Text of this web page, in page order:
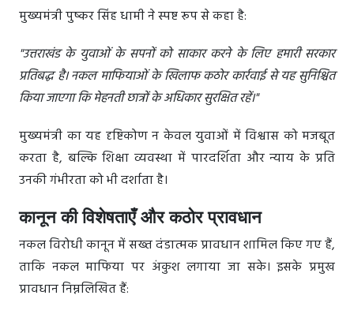
मुख्यमंत्री पुष्कर सिंह धामी ने स्पष्ट रूप से कहा है:
"उत्तराखंड के युवाओं के सपनों को साकार करने के लिए हमारी सरकार
प्रतिबद्ध है। नकल माफियाओं के खिलाफ कठोर कार्रवाई से यह सुनिश्चित
किया जाएगा कि मेहनती छात्रों के अधिकार सुरक्षित रहें।"
मुख्यमंत्री का यह दृष्टिकोण न केवल युवाओं में विश्वास को मजबूत
करता है, बल्कि शिक्षा व्यवस्था में पारदर्शिता और न्याय के प्रति
उनकी गंभीरता को भी दर्शाता है।
कानून की विशेषताएँ और कठोर प्रावधान
नकल विरोधी कानून में सख्त दंडात्मक प्रावधान शामिल किए गए हैं,
ताकि नकल माफिया पर अंकुश लगाया जा सके। इसके प्रमुख
प्रावधान निम्नलिखित हैं: